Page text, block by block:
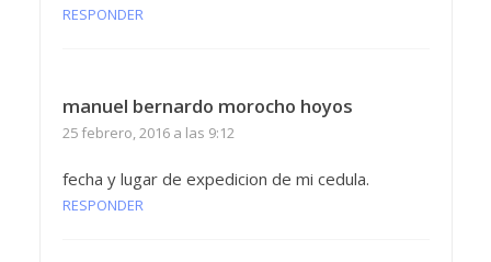
RESPONDER
manuel bernardo morocho hoyos
25 febrero, 2016 a las 9:12
fecha y lugar de expedicion de mi cedula.
RESPONDER